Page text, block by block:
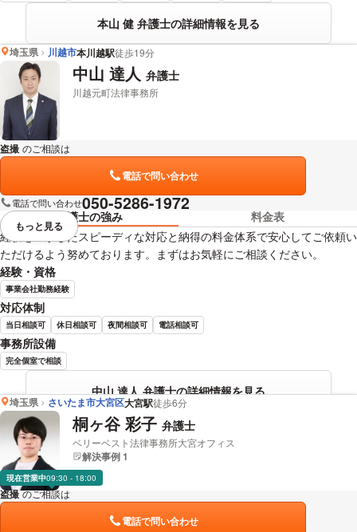
本山 健 弁護士の詳細情報を見る
埼玉県 川越市本川越駅徒歩19分
中山 達人 弁護士
川越元町法律事務所
盗撮 のご相談は
電話で問い合わせ
電話で問い合わせ050-5286-1972
弁護士の強み
料金表
経験を生かしたスピーディな対応と納得の料金体系で安心してご依頼い
ただけるよう努めております。まずはお気軽にご相談ください。
経験・資格
事業会社勤務経験
対応体制
当日相談可 休日相談可 夜間相談可 電話相談可
事務所設備
完全個室で相談
中山 達人 弁護士の詳細情報を見る
視覚的に省略されている要素を
もっと見る
埼玉県 さいたま市大宮区大宮駅徒歩6分
桐ヶ谷 彩子 弁護士
ベリーベスト法律事務所大宮オフィス
解決事例 1
現在営業中09:30 - 18:00
盗撮 のご相談は
電話で問い合わせ